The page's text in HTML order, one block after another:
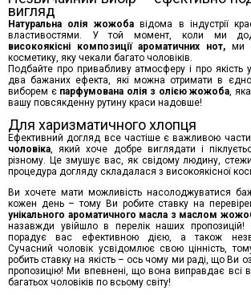
вигляд
Натуральна олія жожобавідома в індустрії
властивостями. У той момент, коли ми
високоякісні композиції ароматичних нот, ми
косметику, яку чекали багато чоловіків.
Подбайте про привабливу атмосферу і про якість
два бажаних ефекта, які можна отримати в
виборем є парфумована олія з олією жожоба,
вашу повсякденну рутину краси надовше!
Для харизматичного хлопця
Ефективний догляд все частіше є важливою
чоловіка, який хоче добре виглядати і
різному. Це змушує вас, як свідомулюдину,
процедура догляду складалася з високоякісної
Ви хочете мати можливість насолоджуватися
кожен день – тому Ви робите ставку на
унікального ароматичного масла з маслом
назавжди увійшло в перелікнаших пропозицій!
порадує вас ефективною дією, а також
Сучасний чоловік усвідомлює свою цінність,
робить ставку на якість – ось чому ми раді, що Ви
пропозицію! Ми впевнені, що вона виправдає всі
багатьох чоловіків по всьому світу!